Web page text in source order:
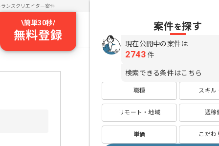
ランスクリエイター案件
\簡単30秒/
無料登録
案件を探す
現在公開中の案件は
2743 件
検索できる条件はこちら
職種 スキル
リモート・地域 週稼
単価 こだわ